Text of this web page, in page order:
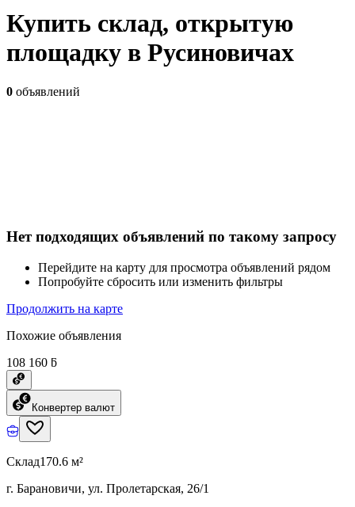
Купить склад, открытую
площадку в Русиновичах
0 объявлений
Нет подходящих объявлений по такому запросу
Перейдите на карту для просмотра объявлений рядом
Попробуйте сбросить или изменить фильтры
Продолжить на карте
Похожие объявления
108 160 ƃ
Конвертер валют
Склад170.6 м²
г. Барановичи, ул. Пролетарская, 26/1